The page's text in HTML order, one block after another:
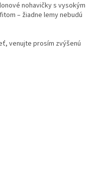
nohavičky s vysokým
– žiadne lemy nebudú
venujte prosím zvýšenú